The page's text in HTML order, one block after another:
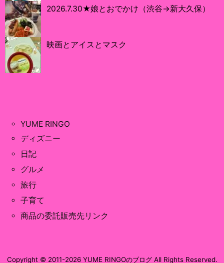
2026.7.30★娘とおでかけ（渋谷→新大久保）
映画とアイスとマスク
YUME RINGO
ディズニー
日記
グルメ
旅行
子育て
商品の委託販売先リンク
Copyright © 2011-2026 YUME RINGOのブログAll Rights Reserved.